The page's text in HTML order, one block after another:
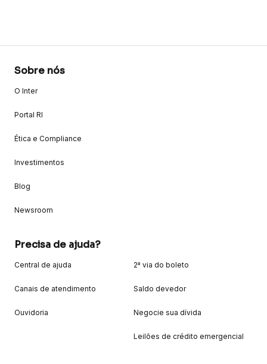
Sobre nós
O Inter
Portal RI
Ética e Compliance
Investimentos
Blog
Newsroom
Precisa de ajuda?
Central de ajuda
Canais de atendimento
Ouvidoria
2ª via do boleto
Saldo devedor
Negocie sua dívida
Leilões de crédito emergencial